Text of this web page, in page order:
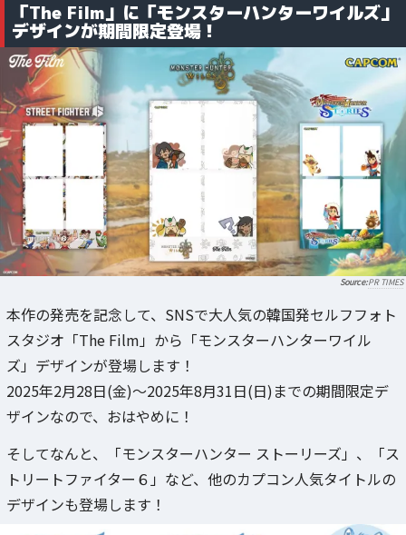
「The Film」に「モンスターハンターワイルズ」
デザインが期間限定登場！
PR TIMES
本作の発売を記念して、SNSで大人気の韓国発セルフフォト
スタジオ「The Film」から「モンスターハンターワイル
ズ」デザインが登場します！
2025年2月28日(金)～2025年8月31日(日)までの期間限定デ
ザインなので、おはやめに！
そしてなんと、「モンスターハンター ストーリーズ」、「ス
トリートファイター６」など、他のカプコン人気タイトルの
デザインも登場します！